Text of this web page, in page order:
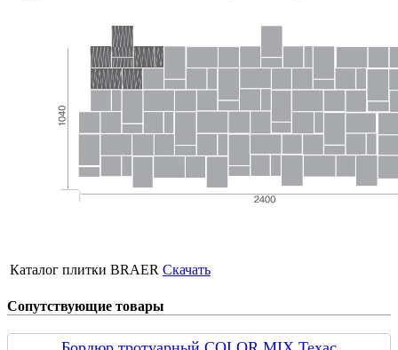
Каталог плитки BRAER Скачать
Сопутствующие товары